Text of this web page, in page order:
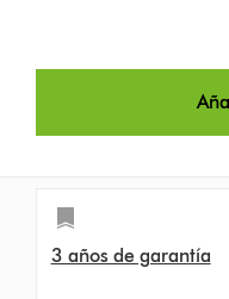
3 años de garantía